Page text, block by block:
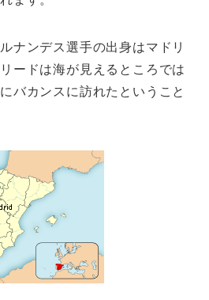
ナンデス選手の出身はマドリ
ードは海が見えるところでは
バカンスに訪れたということ